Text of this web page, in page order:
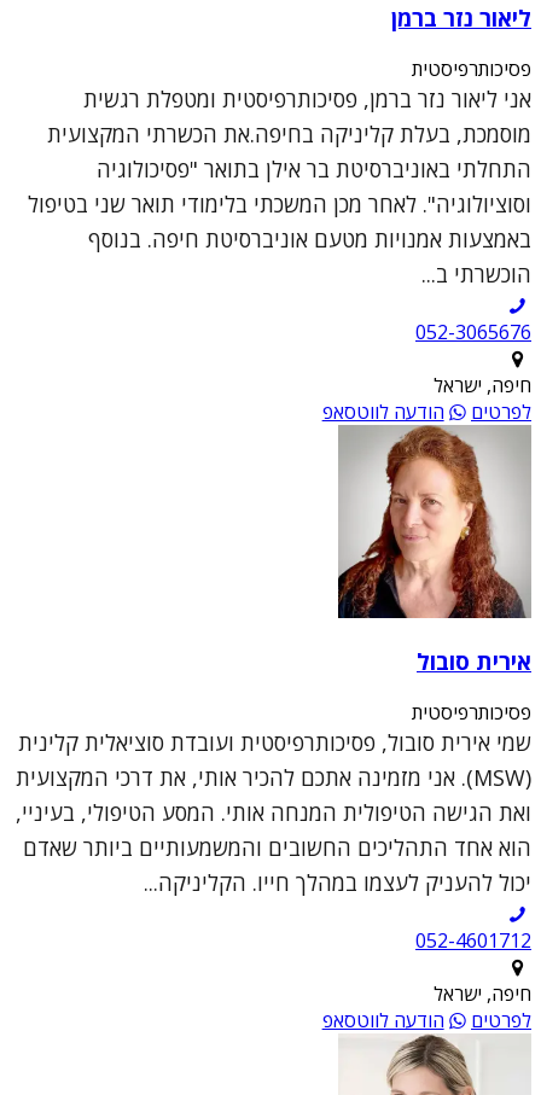
ליאור נזר ברמן
פסיכותרפיסטית
אני ליאור נזר ברמן, פסיכותרפיסטית ומטפלת רגשית
מוסמכת, בעלת קליניקה בחיפה.את הכשרתי המקצועית
התחלתי באוניברסיטת בר אילן בתואר "פסיכולוגיה
וסוציולוגיה". לאחר מכן המשכתי בלימודי תואר שני בטיפול
באמצעות אמנויות מטעם אוניברסיטת חיפה. בנוסף
הוכשרתי ב...
052-3065676
חיפה, ישראל
לפרטים
הודעה לווטסאפ
אירית סובול
פסיכותרפיסטית
שמי אירית סובול, פסיכותרפיסטית ועובדת סוציאלית קלינית
(MSW). אני מזמינה אתכם להכיר אותי, את דרכי המקצועית
ואת הגישה הטיפולית המנחה אותי. המסע הטיפולי, בעיניי,
הוא אחד התהליכים החשובים והמשמעותיים ביותר שאדם
יכול להעניק לעצמו במהלך חייו. הקליניקה...
052-4601712
חיפה, ישראל
לפרטים
הודעה לווטסאפ